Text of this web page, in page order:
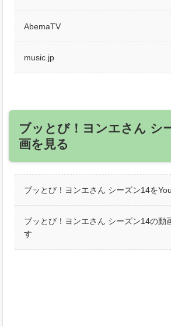
AbemaTV
music.jp
ブッとび！ヨンエさん シ
画を見る
ブッとび！ヨンエさん シーズン14を
ブッとび！ヨンエさん シーズン14の動
す